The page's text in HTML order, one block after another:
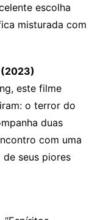
escolha
misturada com
(2023)
este filme
o terror do
duas
com uma
seus piores